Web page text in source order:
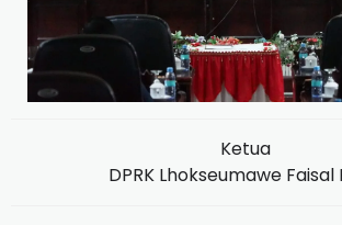
Ketua
DPRK Lhokseumawe Faisal